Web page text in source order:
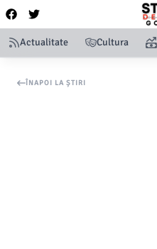
Actualitate Cultura
ÎNAPOI LA ȘTIRI